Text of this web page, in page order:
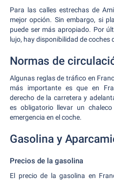
Para las calles estrechas de
mejor opción. Sin embargo, si
puede ser más apropiado. Por
lujo, hay disponibilidad de coches
Normas de
Algunas reglas de tráfico en
más importante es que en
derecho de la carretera y
es obligatorio llevar un
emergencia en el coche.
Gasolina y
Precios de la gasolina
El precio de la gasolina en